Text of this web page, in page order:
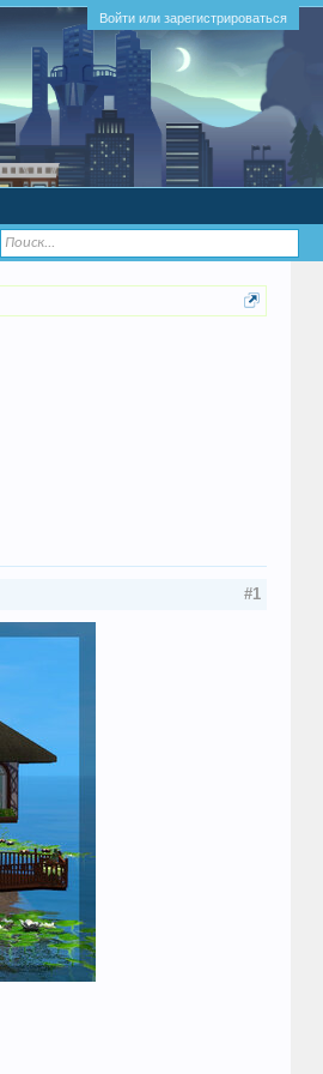
Войти или зарегистрироваться
#1